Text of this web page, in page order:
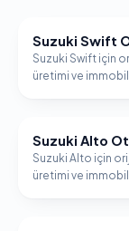
SUZUKI
Suzuki Swift
Suzuki Swift için
üretimi ve
SUZUKI
Suzuki Alto
Suzuki Alto için
üretimi ve